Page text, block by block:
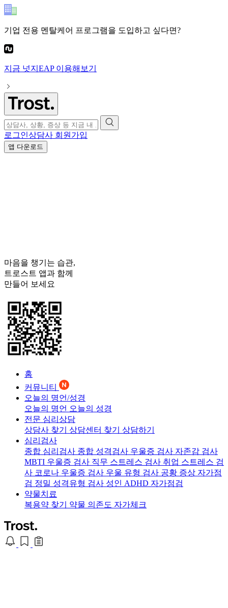
기업 전용 멘탈케어 프로그램을 도입하고 싶다면?
지금 넛지EAP이용해보기
로그인상담사 회원가입
앱 다운로드
마음을 챙기는 습관,
트로스트 앱과 함께
만들어 보세요
홈
커뮤니티
오늘의 명언/성경
오늘의 명언 오늘의 성경
전문 심리상담
상담사 찾기 상담센터 찾기 상담하기
심리검사
종합 심리검사 종합 성격검사 우울증 검사 자존감 검사
MBTI 우울증 검사 직무 스트레스 검사 취업 스트레스 검
사 코로나 우울증 검사 우울 유형 검사 공황 증상 자가점
검 정밀 성격유형 검사 성인 ADHD 자가점검
약물치료
복용약 찾기 약물 의존도 자가체크